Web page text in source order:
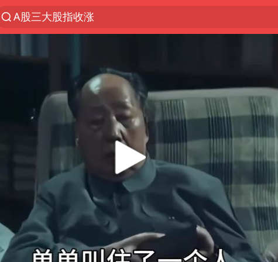
A股三大股指收涨
“立秋的第一杯奶茶”又爆单了
河南撤回“领导带薪错峰休假”通知
直击泰国校园6死枪击案现场
四川宜宾市高县发生4.9级地震
国防部：坚决反制任何闹海挑衅图谋
台湾海峡南口北上船舶实施交通管制
方程豹钛9新车申报
江苏发布台风蓝色预警
年内最贵新股今日申购